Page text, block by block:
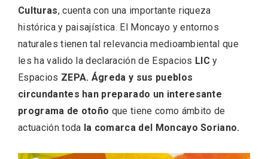
Culturas, cuenta con una importante riqueza
histórica y paisajística. El Moncayo y entornos
naturales tienen tal relevancia medioambiental que
les ha valido la declaración de Espacios LIC y
Espacios ZEPA. Ágreda y sus pueblos
circundantes han preparado un interesante
programa de otoño que tiene como ámbito de
actuación toda la comarca del Moncayo Soriano.
Enoturismo visitando la Bodega Museo
La Olmilla, en Peñafiel